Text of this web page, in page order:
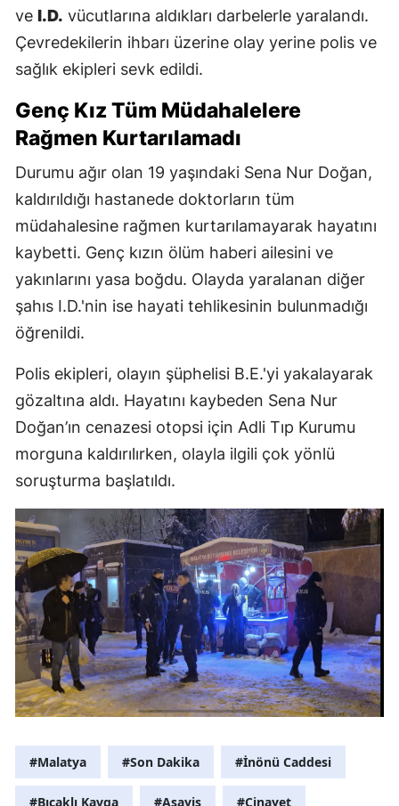
ve I.D. vücutlarına aldıkları darbelerle yaralandı.
Çevredekilerin ihbarı üzerine olay yerine polis ve
sağlık ekipleri sevk edildi.
Genç Kız Tüm Müdahalelere
Rağmen Kurtarılamadı
Durumu ağır olan 19 yaşındaki Sena Nur Doğan,
kaldırıldığı hastanede doktorların tüm
müdahalesine rağmen kurtarılamayarak hayatını
kaybetti. Genç kızın ölüm haberi ailesini ve
yakınlarını yasa boğdu. Olayda yaralanan diğer
şahıs I.D.'nin ise hayati tehlikesinin bulunmadığı
öğrenildi.
Polis ekipleri, olayın şüphelisi B.E.'yi yakalayarak
gözaltına aldı. Hayatını kaybeden Sena Nur
Doğan’ın cenazesi otopsi için Adli Tıp Kurumu
morguna kaldırılırken, olayla ilgili çok yönlü
soruşturma başlatıldı.
#Malatya #Son Dakika #İnönü Caddesi
#Bıçaklı Kavga #Asayiş #Cinayet